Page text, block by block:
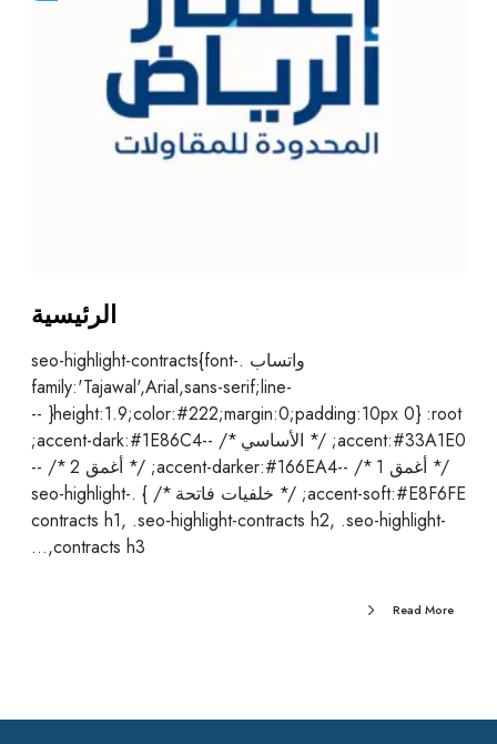
الرئيسية
واتساب .seo-highlight-contracts{font-
family:'Tajawal',Arial,sans-serif;line-
height:1.9;color:#222;margin:0;padding:10px 0} :root{ --
accent:#33A1E0; /* الأساسي */ --accent-dark:#1E86C4;
/* أغمق 1 */ --accent-darker:#166EA4; /* أغمق 2 */ --
accent-soft:#E8F6FE; /* خلفيات فاتحة */ } .seo-highlight-
contracts h1, .seo-highlight-contracts h2, .seo-highlight-
contracts h3,…
Read More